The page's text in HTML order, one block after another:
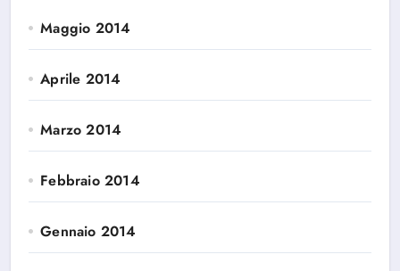
Maggio 2014
Aprile 2014
Marzo 2014
Febbraio 2014
Gennaio 2014